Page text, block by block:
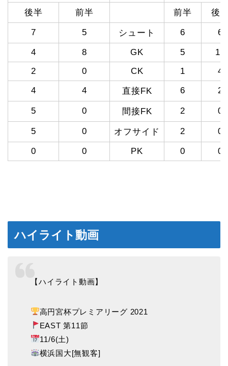
後半 前半 前半 後
7 5 シュート 6 6
4 8 GK 5
10
2
0 CK 1
4
4
4 直接FK 6 2
5 0 間接FK 2 0
5 0 オフサイド 2 0
0 0 PK 0 0
ハイライト動画
【ハイライト動画】
高円宮杯プレミアリーグ 2021
EAST 第11節
11/6(土)
横浜国大[無観客]